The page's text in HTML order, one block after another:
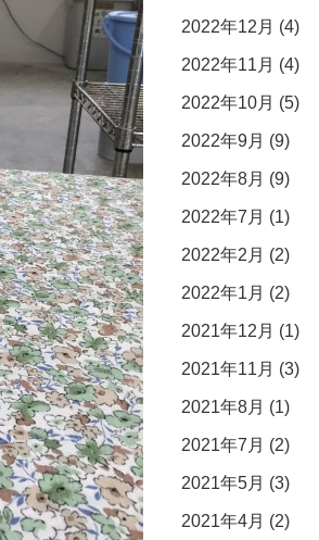
2022年12月 (4)
2022年11月 (4)
2022年10月 (5)
2022年9月 (9)
2022年8月 (9)
2022年7月 (1)
2022年2月 (2)
2022年1月 (2)
2021年12月 (1)
2021年11月 (3)
2021年8月 (1)
2021年7月 (2)
2021年5月 (3)
2021年4月 (2)